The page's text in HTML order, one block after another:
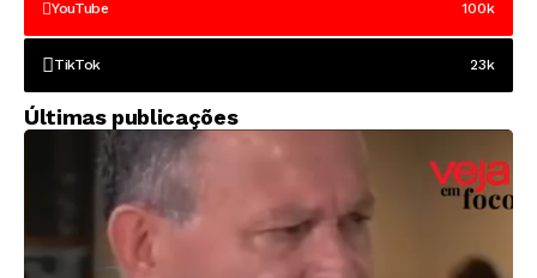
YouTube 100k
TikTok 23k
Últimas publicações